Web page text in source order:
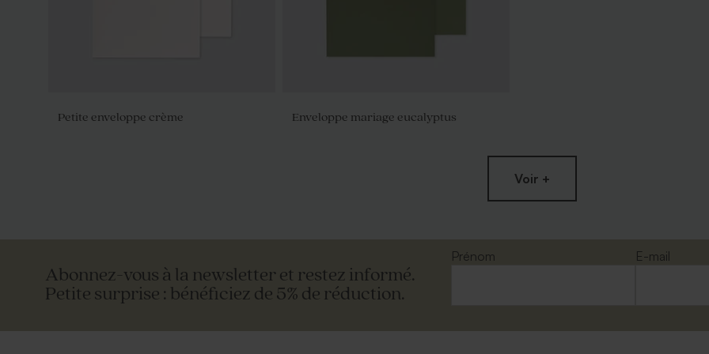
Petite enveloppe crème Enveloppe mariage eucalyptus
Voir +
Abonnez-vous à la newsletter et restez informé.
Petite surprise : bénéficiez de 5% de réduction.
Prénom
E-mail